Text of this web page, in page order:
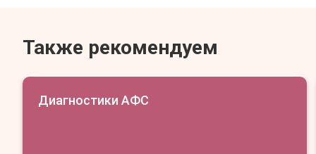
Также рекомендуем
Диагностики АФС